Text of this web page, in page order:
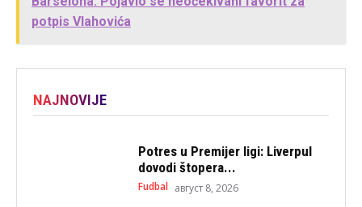
potpis Vlahovića
NAJNOVIJE
Potres u Premijer ligi: Liverpul
dovodi štopera...
Fudbal август 8, 2026